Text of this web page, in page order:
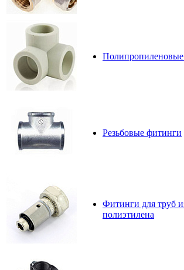
Резьбовые фитинги
Фитинги для труб
полиэтилена